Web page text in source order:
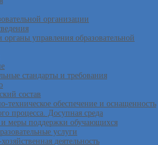
организации
органы управления образовательной
стандарты и требования
состав
техническое обеспечение и оснащенность
процесса. Досупная среда
меры поддержки обучающихся
услуги
деятельность